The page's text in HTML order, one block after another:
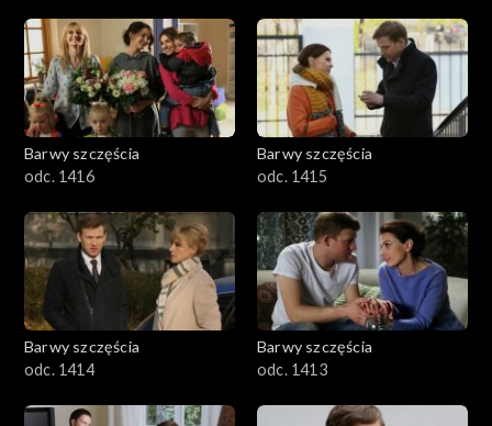
Barwy szczęścia
odc. 1416
Barwy szczęścia
odc. 1415
Barwy szczęścia
odc. 1414
Barwy szczęścia
odc. 1413